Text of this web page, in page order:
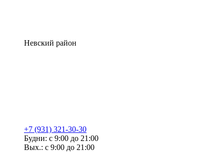
Невский район
+7 (931) 321-30-30
Будни: с 9:00 до 21:00
Вых.: с 9:00 до 21:00